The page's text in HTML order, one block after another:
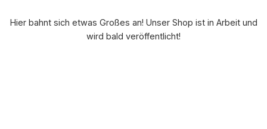
Hier bahnt sich etwas Großes an! Unser Shop ist in Arbeit und
wird bald veröffentlicht!